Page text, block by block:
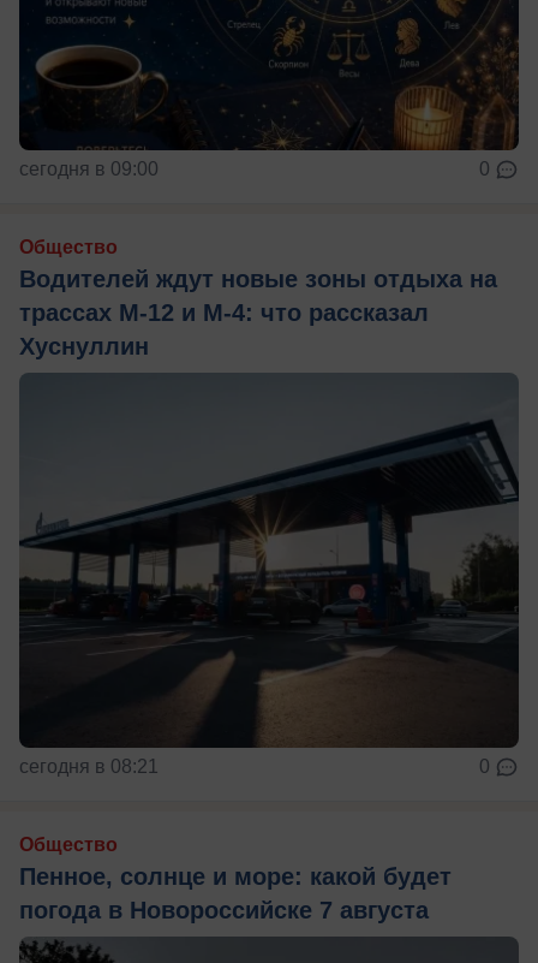
сегодня в 09:00 0
Общество
Водителей ждут новые зоны отдыха на
трассах М-12 и М-4: что рассказал
Хуснуллин
сегодня в 08:21 0
Общество
Пенное, солнце и море: какой будет
погода в Новороссийске 7 августа